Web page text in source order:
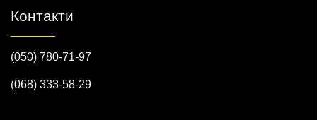
Контакти
(050) 780-71-97
(068) 333-58-29